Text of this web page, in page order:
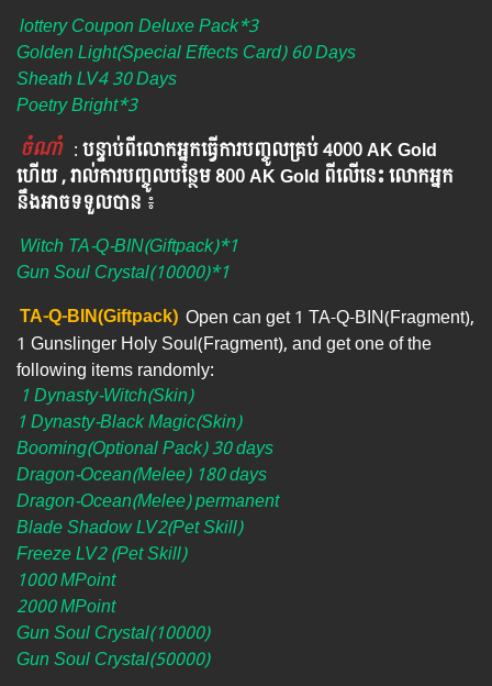
lottery Coupon Deluxe Pack*3
Golden Light(Special Effects Card) 60 Days
Sheath LV4 30 Days
Poetry Bright*3
ចំណាំ ​​​ :បន្ទាប់ពីលោកអ្នក​ធ្វើការបញ្ចូលគ្រប់ 4000​ AK Gold​
ហើយ , រាល់ការបញ្ចូលបន្ថែម 800 AK​ Gold​​ ពីលើនេះ លោកអ្នក
នឹងអាចទទួលបាន​៖​
Witch TA-Q-BIN(Giftpack)*1
Gun Soul Crystal(10000)*1
TA-Q-BIN(Giftpack) Open can get 1 TA-Q-BIN(Fragment),
1 Gunslinger Holy Soul(Fragment), and get one of the
following items randomly:
1 Dynasty-Witch(Skin)
1 Dynasty-Black Magic(Skin)
Booming(Optional Pack) 30 days
Dragon-Ocean(Melee) 180 days
Dragon-Ocean(Melee) permanent
Blade Shadow LV2(Pet Skill)
Freeze LV2 (Pet Skill)
1000 MPoint
2000 MPoint
Gun Soul Crystal(10000)
Gun Soul Crystal(50000)